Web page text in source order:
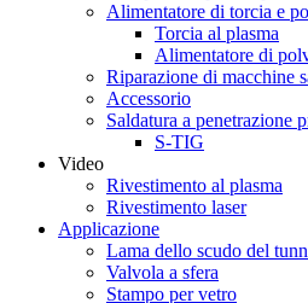
Alimentatore di torcia e
Torcia al plasma
Alimentatore di
Riparazione di macchine
Accessorio
Saldatura a penetrazione
S-TIG
Video
Rivestimento al plasma
Rivestimento laser
Applicazione
Lama dello scudo del
Valvola a sfera
Stampo per vetro